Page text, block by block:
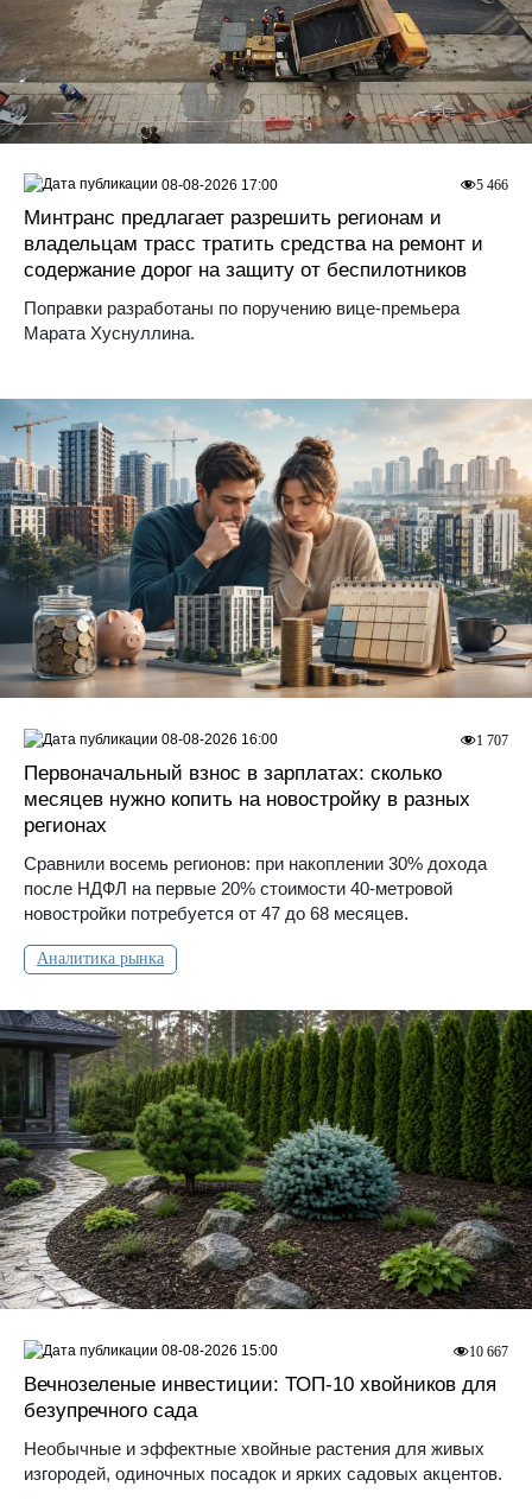
Минтранс предлагает разрешить регионам и
владельцам трасс тратить средства на ремонт и
содержание дорог на защиту от беспилотников
Поправки разработаны по поручению вице-премьера
Марата Хуснуллина.
5 466
08-08-2026 17:00
Первоначальный взнос в зарплатах: сколько
месяцев нужно копить на новостройку в разных
регионах
Сравнили восемь регионов: при накоплении 30% дохода
после НДФЛ на первые 20% стоимости 40-метровой
новостройки потребуется от 47 до 68 месяцев.
Аналитика рынка
1 707
08-08-2026 16:00
Вечнозеленые инвестиции: ТОП-10 хвойников для
безупречного сада
Необычные и эффектные хвойные растения для живых
изгородей, одиночных посадок и ярких садовых акцентов.
10 667
08-08-2026 15:00